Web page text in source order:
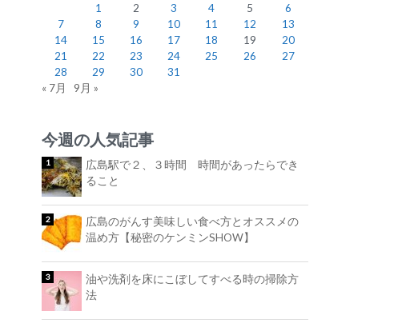
1
2 3 4 5
6
7
8 9 10 11 12
13
14
15 16 17 18 19
20
21
22 23 24 25 26
27
28
29 30
31
« 7月
9月 »
今週の人気記事
広島駅で２、３時間 時間があったらでき
ること
広島のがんす美味しい食べ方とオススメの
温め方【秘密のケンミンSHOW】
油や洗剤を床にこぼしてすべる時の掃除方
法